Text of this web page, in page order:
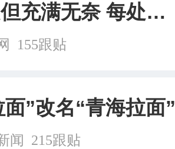
充满无奈 每处都
每处都有瑕疵 网
155跟贴
”改名“青海拉面”
闻 215跟贴